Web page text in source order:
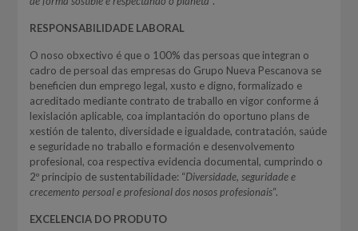
RESPONSABILIDADE LABORAL
O noso obxectivo é que o 100% das persoas que integran o
cadro de persoal das empresas do Grupo Nueva Pescanova se
beneficien dun emprego legal, xusto e digno, formalizado e
acreditado mediante contrato de traballo en vigor conforme á
lexislación aplicable, coa implantación do oportuno plans de
xestión de talento, diversidade e igualdade, contratación, saúde
e seguridade no traballo e formación e desenvolvemento
profesional, coa respectiva evidencia documental, cumprindo o
2º principio de sustentabilidade: “Diversidade, seguridade e
crecemento persoal e profesional dos nosos profesionais“.
EXCELENCIA DO PRODUTO